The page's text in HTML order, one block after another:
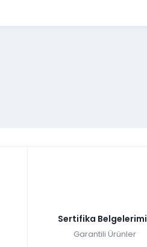
Sertifika
Garantili Ürünler